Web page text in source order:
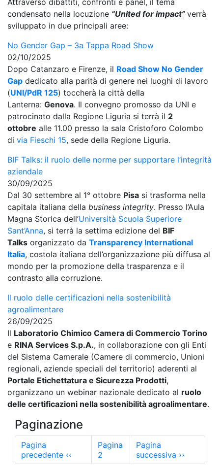
Attraverso dibattiti, confronti e panel, il tema
condensato nella locuzione “United for impact” verrà
sviluppato in due principali aree:
No Gender Gap – 3a Tappa Road Show
02/10/2025
Dopo Catanzaro e Firenze, il Road Show No Gender
Gap dedicato alla parità di genere nei luoghi di lavoro
(UNI/PdR 125) toccherà la città della
Lanterna: Genova. Il convegno promosso da UNI e
patrocinato dalla Regione Liguria si terrà il 2
ottobre alle 11.00 presso la sala Cristoforo Colombo
di via Fieschi 15, sede della Regione Liguria.
BIF Talks: il ruolo delle norme per supportare l’integrità
aziendale
30/09/2025
Dal 30 settembre al 1° ottobre Pisa si trasforma nella
capitala italiana della business integrity. Presso l’Aula
Magna Storica dell’Università Scuola Superiore
Sant’Anna, si terrà la settima edizione del BIF
Talks organizzato da Transparency International
Italia, costola italiana dell’organizzazione più diffusa al
mondo per la promozione della trasparenza e il
contrasto alla corruzione.
Il ruolo delle certificazioni nella sostenibilità
agroalimentare
26/09/2025
Il Laboratorio Chimico Camera di Commercio Torino
e RINA Services S.p.A., in collaborazione con gli Enti
del Sistema Camerale (Camere di commercio, Unioni
regionali, aziende speciali del territorio) aderenti al
Portale Etichettatura e Sicurezza Prodotti,
organizzano un webinar nazionale dedicato al ruolo
delle certificazioni nella sostenibilità agroalimentare.
Paginazione
Pagina
precedente ‹‹
Pagina
2
Pagina
successiva ››